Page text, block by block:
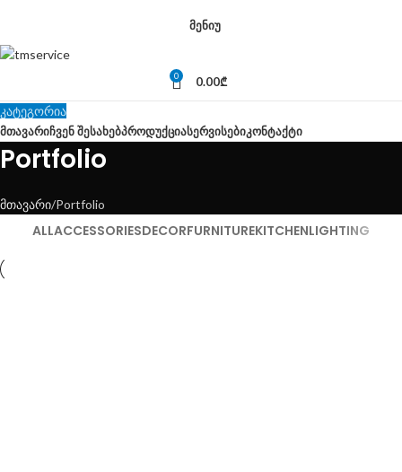
ᲛᲔᲜᲘᲣ
0 0.00₾
კატეგორია
ᲛᲗᲐᲕᲐᲠᲘᲩᲕᲔᲜ ᲨᲔᲡᲐᲮᲔᲑᲞᲠᲝᲓᲣᲥᲪᲘᲐᲡᲔᲠᲕᲘᲡᲔᲑᲘᲙᲝᲜᲢᲐᲥᲢᲘ
Portfolio
მთავარი Portfolio
ALLACCESSORIESDECORFURNITUREKITCHENLIGHTING